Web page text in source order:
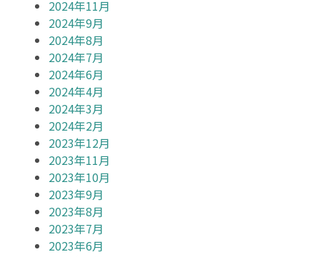
2024年11月
2024年9月
2024年8月
2024年7月
2024年6月
2024年4月
2024年3月
2024年2月
2023年12月
2023年11月
2023年10月
2023年9月
2023年8月
2023年7月
2023年6月